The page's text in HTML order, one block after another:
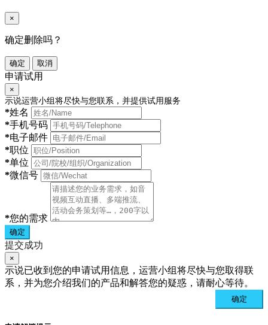
×
确定删除吗？
确定 取消
申请试用
×
示说运营小组将尽快与您联系，并提供试用服务
*姓名
*手机号码
*电子邮件
*职位
*单位
*微信号
*您的需求
确定
提交成功
×
示说已收到您的申请试用信息，运营小组将尽快与您取得联
系，并为您介绍我们的产品和解答您的疑惑，请耐心等待。
确定